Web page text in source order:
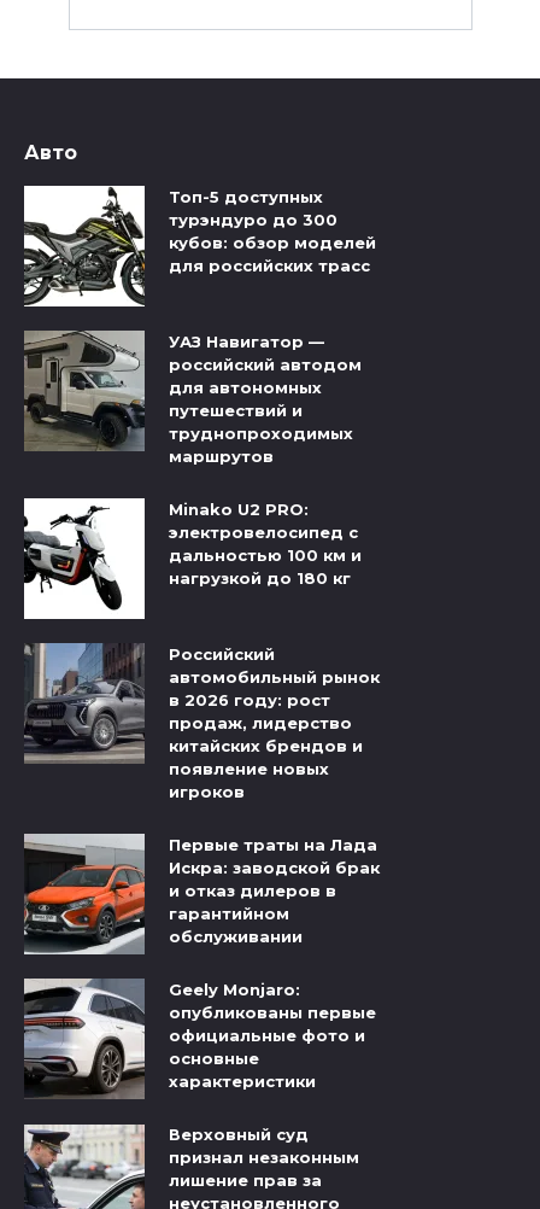
Авто
Топ-5 доступных
турэндуро до 300
кубов: обзор моделей
для российских трасс
УАЗ Навигатор —
российский автодом
для автономных
путешествий и
труднопроходимых
маршрутов
Minako U2 PRO:
электровелосипед с
дальностью 100 км и
нагрузкой до 180 кг
Российский
автомобильный рынок
в 2026 году: рост
продаж, лидерство
китайских брендов и
появление новых
игроков
Первые траты на Лада
Искра: заводской брак
и отказ дилеров в
гарантийном
обслуживании
Geely Monjaro:
опубликованы первые
официальные фото и
основные
характеристики
Верховный суд
признал незаконным
лишение прав за
неустановленного